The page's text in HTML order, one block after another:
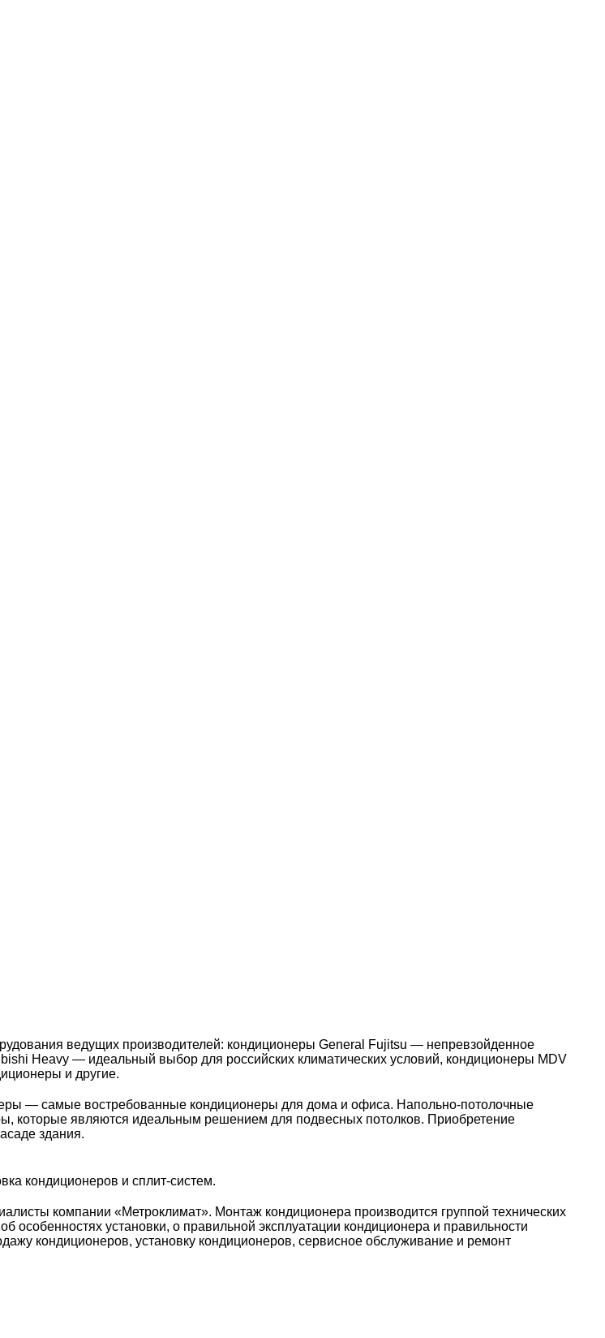
ведущих производителей: кондиционеры General Fujitsu — непревзойденное
Heavy — идеальный выбор для российских климатических условий, кондиционеры MDV
и другие.
— самые востребованные кондиционеры для дома и офиса. Напольно-потолочные
которые являются идеальным решением для подвесных потолков. Приобретение
здания.
кондиционеров и сплит-систем.
компании «Метроклимат». Монтаж кондиционера производится группой технических
установки, о правильной эксплуатации кондиционера и правильности
кондиционеров, установку кондиционеров, сервисное обслуживание и ремонт